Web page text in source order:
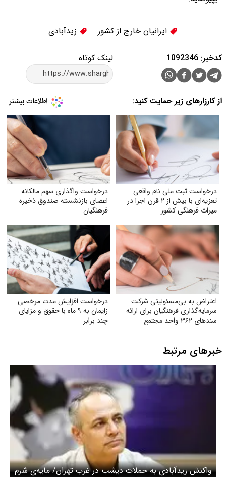
ایرانیان خارج از کشور زیدآبادی
لینک کوتاه کدخبر: 1092346
از کارزارهای زیر حمایت کنید:
درخواست ثبت ملی نام واقعی
تعزیه‌ای با بیش از ۲ قرن اجرا در
میراث فرهنگی کشور
درخواست واگذاری سهم مالکانه
اعضای بازنشسته صندوق ذخیره
فرهنگیان
اعتراض به بی‌مسئولیتی شرکت
سرمایه‌گذاری فرهنگیان برای ارائه
سندهای ۳۶۲ واحد مجتمع
درخواست افزایش مدت مرخصی
زایمان به ۹ ماه با حقوق و مزایای
چند برابر
خبرهای مرتبط
واکنش زیدآبادی به حملات دیشب در غرب تهران/ مایه‌ی شرم